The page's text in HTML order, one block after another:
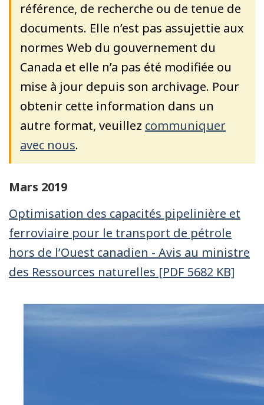
référence, de recherche ou de tenue de
documents. Elle n’est pas assujettie aux
normes Web du gouvernement du
Canada et elle n’a pas été modifiée ou
mise à jour depuis son archivage. Pour
obtenir cette information dans un
autre format, veuillez communiquer
avec nous.
Mars 2019
Optimisation des capacités pipelinière et
ferroviaire pour le transport de pétrole
hors de l’Ouest canadien - Avis au ministre
des Ressources naturelles [PDF 5682 KB]